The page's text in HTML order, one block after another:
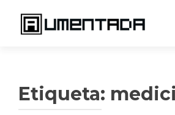
Etiqueta: